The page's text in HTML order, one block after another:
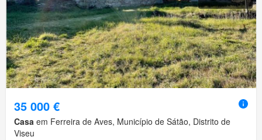
35 000 €
Casa em Ferreira de Aves, Município de Sátão, Distrito de
Viseu